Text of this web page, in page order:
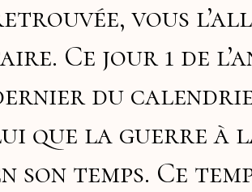
vous
Ce jour 1 de
du
que la guerre à
son temps. Ce